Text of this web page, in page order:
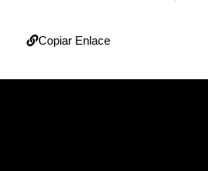
Copiar Enlace